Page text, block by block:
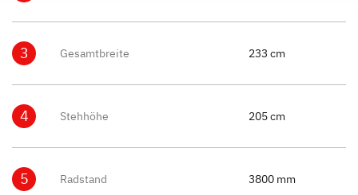
3 Gesamtbreite 233 cm
4 Stehhöhe 205 cm
5 Radstand 3800 mm